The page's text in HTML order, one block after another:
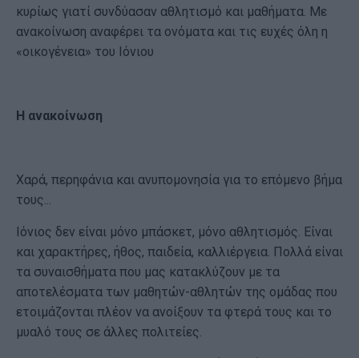
κυρίως γιατί συνδύασαν αθλητισμό και μαθήματα. Με
ανακοίνωση αναφέρει τα ονόματα και τις ευχές όλη η
«οικογένεια» του Ιόνιου
Η ανακοίνωση
Χαρά, περηφάνια και ανυπομονησία για το επόμενο βήμα
τους...
Ιόνιος δεν είναι μόνο μπάσκετ, μόνο αθλητισμός. Είναι
και χαρακτήρες, ήθος, παιδεία, καλλιέργεια. Πολλά είναι
τα συναισθήματα που μας κατακλύζουν με τα
αποτελέσματα των μαθητών-αθλητών της ομάδας που
ετοιμάζονται πλέον να ανοίξουν τα φτερά τους και το
μυαλό τους σε άλλες πολιτείες.